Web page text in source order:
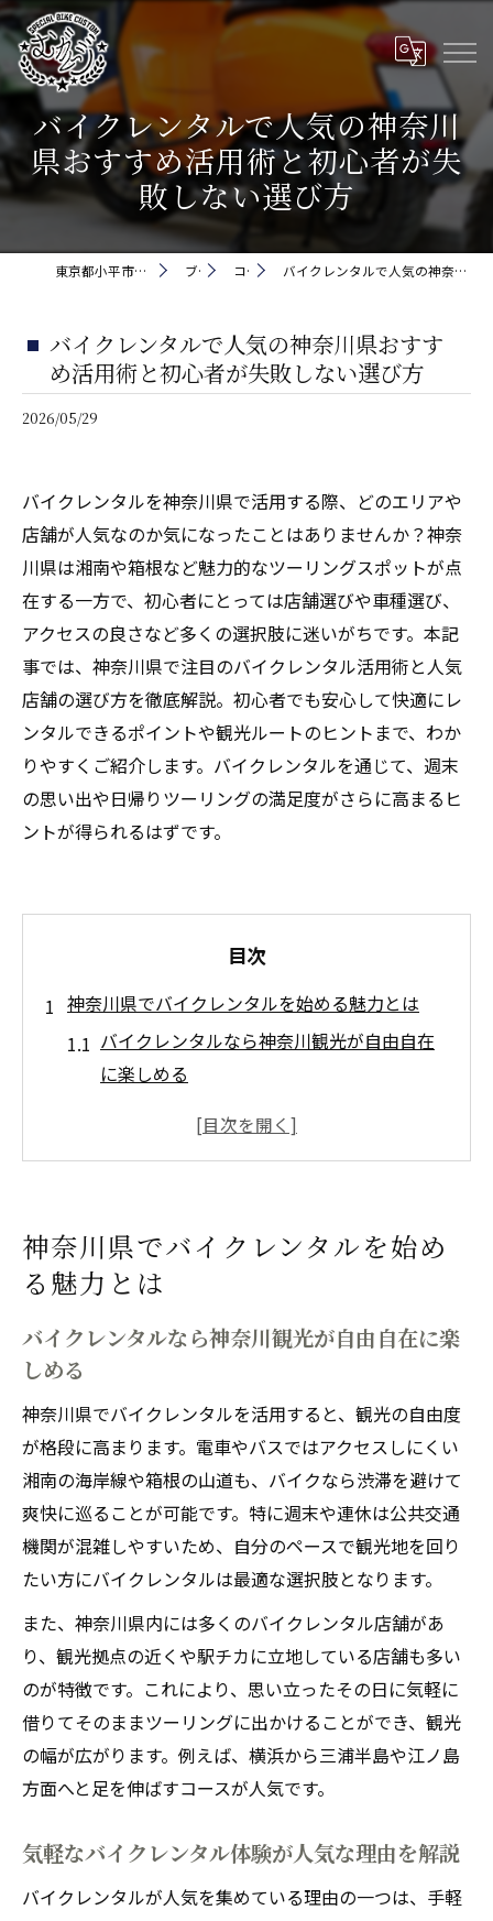
バイクレンタルで人気の神奈川
県おすすめ活用術と初心者が失
敗しない選び方
東京都小平市でバイクなら株式会社5cm ブログ コラム バイクレンタルで人気の神奈川県おすすめ活用術と初心者が失敗しない選び方
バイクレンタルで人気の神奈川県おすす
め活用術と初心者が失敗しない選び方
2026/05/29
バイクレンタルを神奈川県で活用する際、どのエリアや
店舗が人気なのか気になったことはありませんか？神奈
川県は湘南や箱根など魅力的なツーリングスポットが点
在する一方で、初心者にとっては店舗選びや車種選び、
アクセスの良さなど多くの選択肢に迷いがちです。本記
事では、神奈川県で注目のバイクレンタル活用術と人気
店舗の選び方を徹底解説。初心者でも安心して快適にレ
ンタルできるポイントや観光ルートのヒントまで、わか
りやすくご紹介します。バイクレンタルを通じて、週末
の思い出や日帰りツーリングの満足度がさらに高まるヒ
ントが得られるはずです。
目次
神奈川県でバイクレンタルを始める魅力とは
バイクレンタルなら神奈川観光が自由自在
に楽しめる
気軽なバイクレンタル体験が人気な理由を
神奈川県でバイクレンタルを選ぶメリット
とは
初心者にも安心なバイクレンタルの魅力を
ご紹介
方
バイクレンタル選びで失敗しない観光ルー
トの探し方
理想の観光を叶えるバイクレンタル店舗選
定ポイント
コツ
観光ルート別におすすめのバイクレンタル
バイクレンタルを利用した観光スポット攻
略術
週末満喫に最適なバイクレンタル活用プラ
ン
神奈川県でバイクレンタルを始め
る魅力とは
バイクレンタルなら神奈川観光が自由自在に楽
しめる
神奈川県でバイクレンタルを活用すると、観光の自由度
が格段に高まります。電車やバスではアクセスしにくい
湘南の海岸線や箱根の山道も、バイクなら渋滞を避けて
爽快に巡ることが可能です。特に週末や連休は公共交通
機関が混雑しやすいため、自分のペースで観光地を回り
たい方にバイクレンタルは最適な選択肢となります。
また、神奈川県内には多くのバイクレンタル店舗があ
り、観光拠点の近くや駅チカに立地している店舗も多い
のが特徴です。これにより、思い立ったその日に気軽に
借りてそのままツーリングに出かけることができ、観光
の幅が広がります。例えば、横浜から三浦半島や江ノ島
方面へと足を伸ばすコースが人気です。
気軽なバイクレンタル体験が人気な理由を解説
バイクレンタルが人気を集めている理由の一つは、手軽